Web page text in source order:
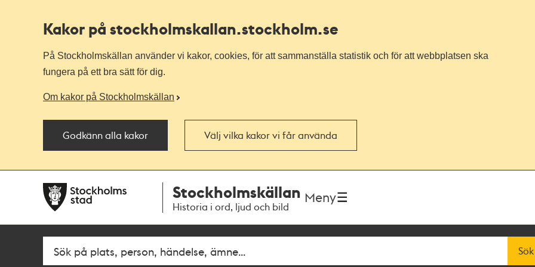
Kakor på stockholmskallan.stockholm.se
På Stockholmskällan använder vi kakor, cookies, för att sammanställa statistik och för att webbplatsen ska
fungera på ett bra sätt för dig.
Om kakor på Stockholmskällan
Godkänn alla kakor Välj vilka kakor vi får använda
navigationen
huvudinnehållet
Stockholmskällan
Historia i ord, ljud och bild
Meny
Fritextsök Sök